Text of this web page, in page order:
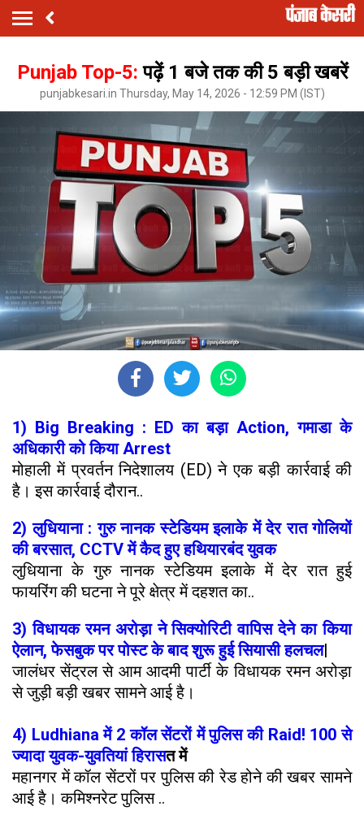
Punjab Top-5:पढ़ें 1 बजे तक की 5 बड़ी खबरें
punjabkesari.in Thursday, May 14, 2026 - 12:59 PM (IST)
1) Big Breaking : ED का बड़ा Action, गमाडा के
अधिकारी को किया Arrest
मोहाली में प्रवर्तन निदेशालय (ED) ने एक बड़ी कार्रवाई की
है। इस कार्रवाई दौरान..
2) लुधियाना : गुरु नानक स्टेडियम इलाके में देर रात गोलियों
की बरसात, CCTV में कैद हुए हथियारबंद युवक
लुधियाना के गुरु नानक स्टेडियम इलाके में देर रात हुई
फायरिंग की घटना ने पूरे क्षेत्र में दहशत का..
3) विधायक रमन अरोड़ा ने सिक्योरिटी वापिस देने का किया
ऐलान, फेसबुक पर पोस्ट के बाद शुरू हुई सियासी हलचल|
जालंधर सेंट्रल से आम आदमी पार्टी के विधायक रमन अरोड़ा
से जुड़ी बड़ी खबर सामने आई है।
4) Ludhiana में 2 कॉल सेंटरों में पुलिस की Raid! 100 से
ज्यादा युवक-युवतियां हिरासत में
महानगर में कॉल सेंटरों पर पुलिस की रेड होने की खबर सामने
आई है। कमिश्नरेट पुलिस ..